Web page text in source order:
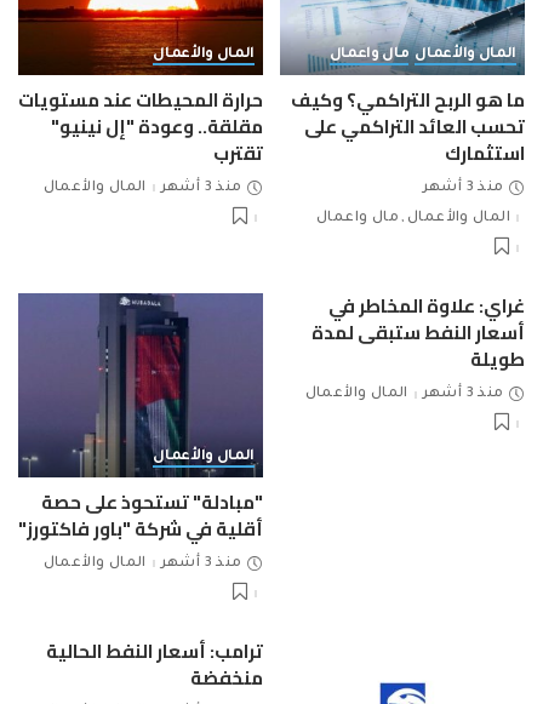
المال والأعمال مال واعمال
ما هو الربح التراكمي؟ وكيف
تحسب العائد التراكمي على
استثمارك
منذ 3 أشهر
المال والأعمال
مال واعمال
المال والأعمال
حرارة المحيطات عند مستويات
مقلقة.. وعودة "إل نينيو"
تقترب
منذ 3 أشهر المال والأعمال
غراي: علاوة المخاطر في
أسعار النفط ستبقى لمدة
طويلة
منذ 3 أشهر المال والأعمال
المال والأعمال
"مبادلة" تستحوذ على حصة
أقلية في شركة "باور فاكتورز"
منذ 3 أشهر المال والأعمال
ترامب: أسعار النفط الحالية
منخفضة